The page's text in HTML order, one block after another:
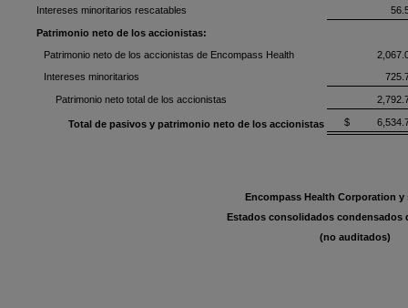
Intereses minoritarios rescatables
Patrimonio neto de los accionistas:
Patrimonio neto de los accionistas de Encompass Health
Intereses minoritarios
Patrimonio neto total de los accionistas
Total de pasivos y patrimonio neto de los accionistas $
Encompass Health Corporation y
Estados consolidados condensados
(no auditados)